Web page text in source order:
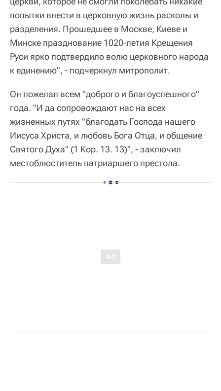
попытки внести в церковную жизнь расколы и
разделения. Прошедшее в Москве, Киеве и
Минске празднование 1020-летия Крещения
Руси ярко подтвердило волю церковного народа
к единению", - подчеркнул митрополит.
Он пожелал всем "доброго и благоуспешного"
года. "И да сопровождают нас на всех
жизненных путях "благодать Господа нашего
Иисуса Христа, и любовь Бога Отца, и общение
Святого Духа" (1 Кор. 13. 13)", - заключил
местоблюститель патриаршего престола.